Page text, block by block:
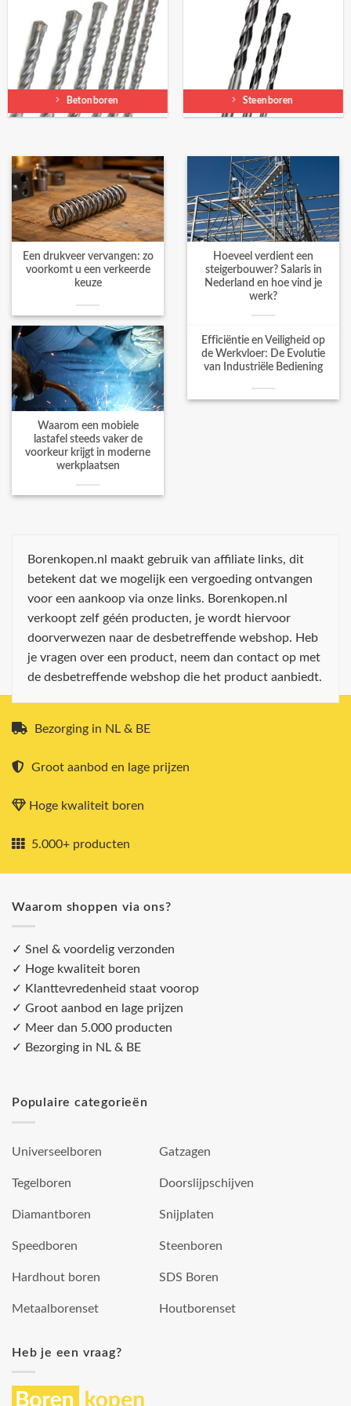
Betonboren Steenboren
Een drukveer vervangen: zo
voorkomt u een verkeerde
keuze
Hoeveel verdient een
steigerbouwer? Salaris in
Nederland en hoe vind je
werk?
Waarom een mobiele
lastafel steeds vaker de
voorkeur krijgt in moderne
werkplaatsen
Efficiëntie en Veiligheid op
de Werkvloer: De Evolutie
van Industriële Bediening
Borenkopen.nl maakt gebruik van affiliate links, dit
betekent dat we mogelijk een vergoeding ontvangen
voor een aankoop via onze links. Borenkopen.nl
verkoopt zelf géén producten, je wordt hiervoor
doorverwezen naar de desbetreffende webshop. Heb
je vragen over een product, neem dan contact op met
de desbetreffende webshop die het product aanbiedt.
Bezorging in NL & BE
Groot aanbod en lage prijzen
Hoge kwaliteit boren
5.000+ producten
Waarom shoppen via ons?
✓ Snel & voordelig verzonden
✓ Hoge kwaliteit boren
✓ Klanttevredenheid staat voorop
✓ Groot aanbod en lage prijzen
✓ Meer dan 5.000 producten
✓ Bezorging in NL & BE
Populaire categorieën
Universeelboren
Tegelboren
Diamantboren
Speedboren
Hardhout boren
Metaalborenset
Gatzagen
Doorslijpschijven
Snijplaten
Steenboren
SDS Boren
Houtborenset
Heb je een vraag?